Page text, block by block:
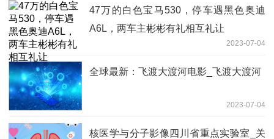
47万的白色宝马530，停车遇黑色奥迪
A6L，两车主彬彬有礼相互礼让
2023-07-04
全球最新：飞渡大渡河电影_飞渡大渡河
2023-07-04
核医学与分子影像四川省重点实验室_关